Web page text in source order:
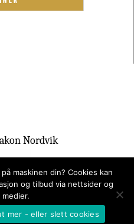
Nordvik
maskinen din? Cookies kan
og tilbud via nettsider og
medier.
mer - eller slett cookies